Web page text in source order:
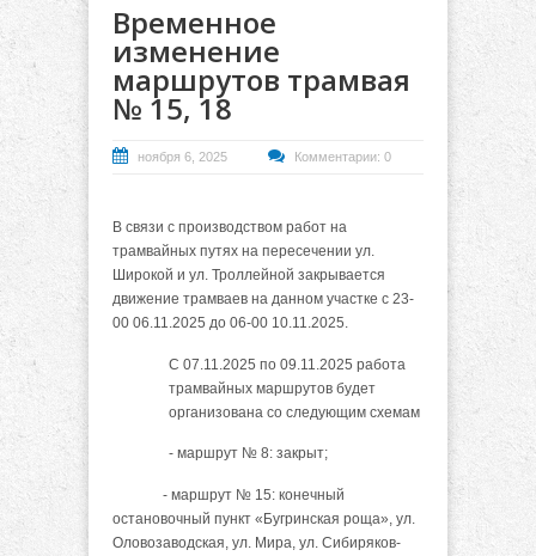
Временное
изменение
маршрутов трамвая
№ 15, 18
ноября 6, 2025 Комментарии: 0
В связи с производством работ на
трамвайных путях на пересечении ул.
Широкой и ул. Троллейной закрывается
движение трамваев на данном участке с 23-
00 06.11.2025 до 06-00 10.11.2025.
С 07.11.2025 по 09.11.2025 работа
трамвайных маршрутов будет
организована со следующим схемам
- маршрут № 8: закрыт;
- маршрут № 15: конечный
остановочный пункт «Бугринская роща», ул.
Оловозаводская, ул. Мира, ул. Сибиряков-